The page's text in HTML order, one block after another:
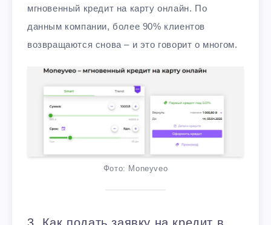
мгновенный кредит на карту онлайн. По
данным компании, более 90% клиентов
возвращаются снова – и это говорит о многом.
Фото: Moneyveo